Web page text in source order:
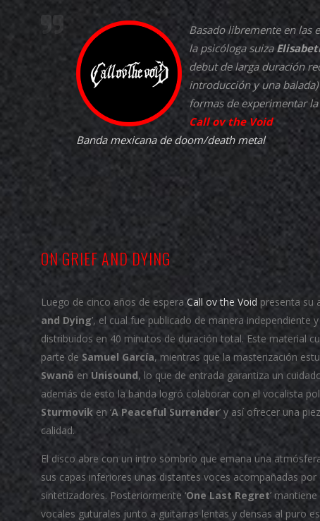
Basado libremente en las
la psicóloga suiza
debut de larga duración
introducción y una
formas de experimentar
Call ov the Void
Banda mexicana de doom/death metal
ON GRIEF AND DYING
Luego de cinco años de espera Call ov the Void presenta su
and Dying’, el cual fue publicado de manera
distribuidos en 40 minutos de duración total. Este material
parte de Samuel García, mientras que la masterización
Swanö en Unisound, lo que de entrada garantiza un
además de esto la banda logró colaborar con el vocalista
Sturmovik en ‘A Peaceful Surrender’ y así ofrecer una
calidad.
El disco abre con un intro sombrío que emana una
sus capas inferiores unas distantes voces acompañadas
sintetizadores. Posteriormente ‘One Last Regret’
vocales guturales junto a guitarras lentas y densas al puro